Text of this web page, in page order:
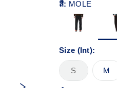
สี: MOLE
Size (Int):
S M